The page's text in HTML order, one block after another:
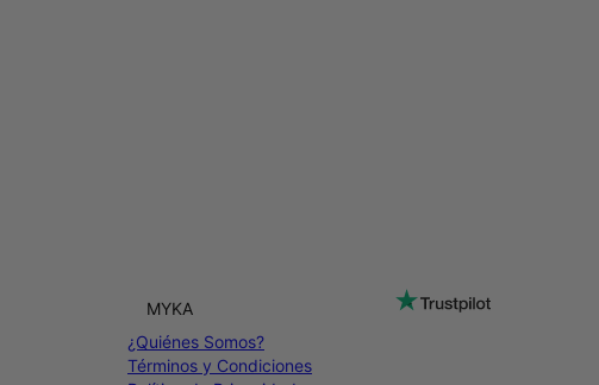
MYKA
¿Quiénes Somos?
Términos y Condiciones